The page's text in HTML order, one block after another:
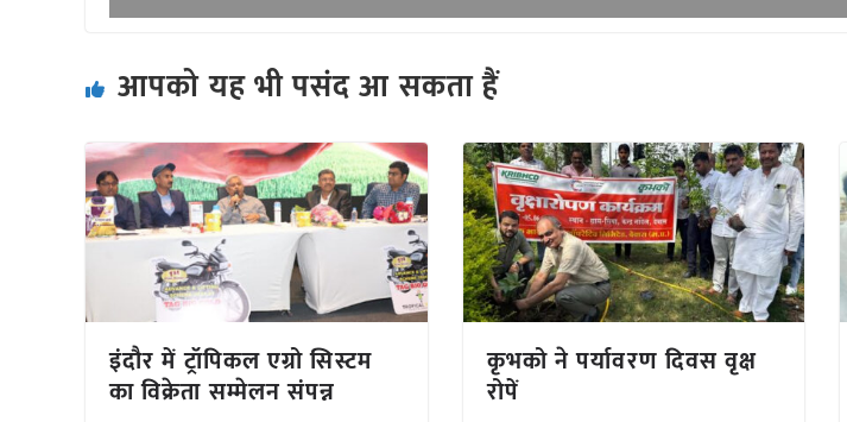
आपको यह भी पसंद आ सकता हैं
इंदौर में ट्रॉपिकल एग्रो सिस्टम
का विक्रेता सम्मेलन संपन्न
कृभको ने पर्यावरण दिवस वृक्ष
रोपें